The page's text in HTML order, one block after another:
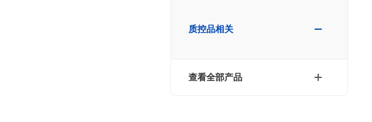
质控品相关
查看全部产品